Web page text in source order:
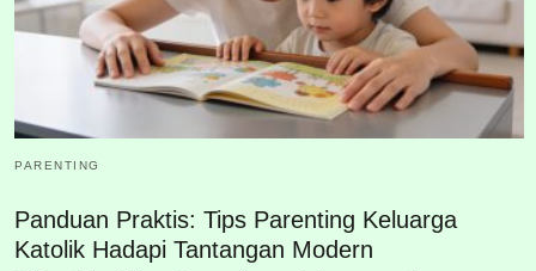
PARENTING
Panduan Praktis: Tips Parenting Keluarga
Katolik Hadapi Tantangan Modern